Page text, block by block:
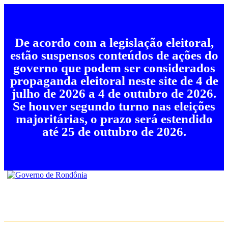
De acordo com a legislação eleitoral,
estão suspensos conteúdos de ações do
governo que podem ser considerados
propaganda eleitoral neste site de 4 de
julho de 2026 a 4 de outubro de 2026.
Se houver segundo turno nas eleições
majoritárias, o prazo será estendido
até 25 de outubro de 2026.